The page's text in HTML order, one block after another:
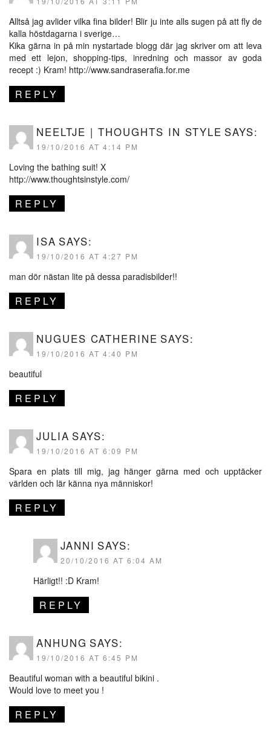
Alltså jag avlider vilka fina bilder! Blir ju inte alls sugen på att fly de
kalla höstdagarna i sverige…
Kika gärna in på min nystartade blogg där jag skriver om att leva
med ett lejon, shopping-tips, inredning och massor av goda
recept :) Kram! http://www.sandraserafia.for.me
REPLY
NEELTJE | THOUGHTS IN STYLE SAYS:
19/10/2016 AT 4:14 PM
Loving the bathing suit! X
http://www.thoughtsinstyle.com/
REPLY
ISA SAYS:
19/10/2016 AT 4:27 PM
man dör nästan lite på dessa paradisbilder!!
REPLY
NUGUES CATHERINE SAYS:
19/10/2016 AT 4:40 PM
beautiful
REPLY
JULIA SAYS:
19/10/2016 AT 6:09 PM
Spara en plats till mig, jag hänger gärna med och upptäcker
världen och lär känna nya människor!
REPLY
JANNI SAYS:
20/10/2016 AT 6:04 AM
Härligt!! :D Kram!
REPLY
ANHUNG SAYS:
19/10/2016 AT 6:45 PM
Beautiful woman with a beautiful bikini .
Would love to meet you !
REPLY